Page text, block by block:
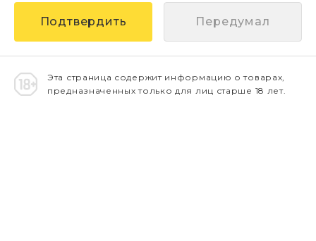
Передумал
Эта страница содержит информацию о товарах,
предназначенных только для лиц старше 18 лет.